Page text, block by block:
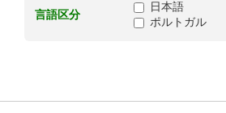
言語区分
日本語
ポルトガル